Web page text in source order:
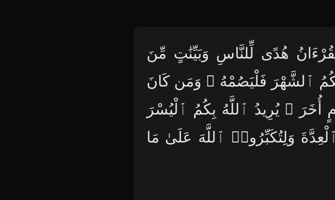
هُدًى لِّلنَّاسِ وَبَيِّنَٰتٍ مِّنَ
ٱلشَّهْرَ فَلْيَصُمْهُ ۖ وَمَن كَانَ
أُخَرَ ۗ يُرِيدُ ٱللَّهُ بِكُمُ ٱلْيُسْرَ
وَلِتُكَبِّرُوا۟ ٱللَّهَ عَلَىٰ مَا